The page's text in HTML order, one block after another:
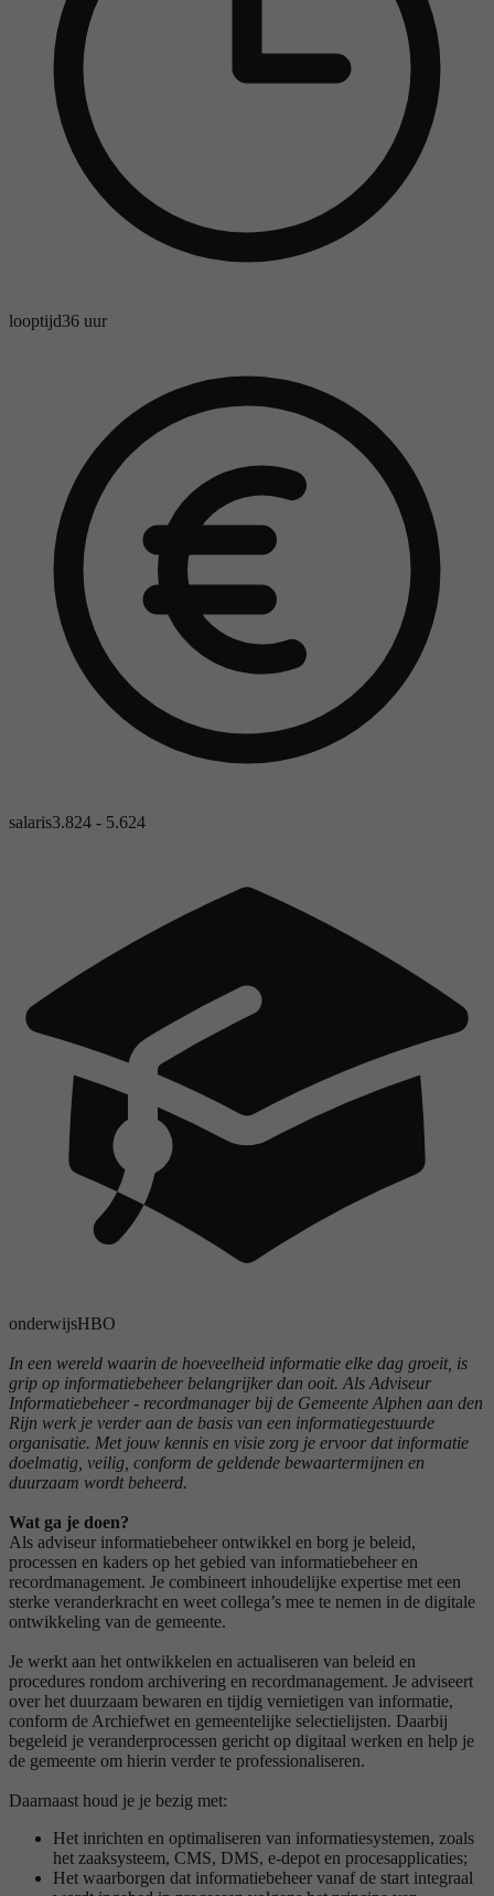
looptijd36 uur
salaris3.824 - 5.624
onderwijsHBO
In een wereld waarin de hoeveelheid informatie elke dag groeit, is
grip op informatiebeheer belangrijker dan ooit. Als Adviseur
Informatiebeheer - recordmanager bij de Gemeente Alphen aan den
Rijn werk je verder aan de basis van een informatiegestuurde
organisatie. Met jouw kennis en visie zorg je ervoor dat informatie
doelmatig, veilig, conform de geldende bewaartermijnen en
duurzaam wordt beheerd.
Wat ga je doen?
Als adviseur informatiebeheer ontwikkel en borg je beleid,
processen en kaders op het gebied van informatiebeheer en
recordmanagement. Je combineert inhoudelijke expertise met een
sterke veranderkracht en weet collega’s mee te nemen in de digitale
ontwikkeling van de gemeente.
Je werkt aan het ontwikkelen en actualiseren van beleid en
procedures rondom archivering en recordmanagement. Je adviseert
over het duurzaam bewaren en tijdig vernietigen van informatie,
conform de Archiefwet en gemeentelijke selectielijsten. Daarbij
begeleid je veranderprocessen gericht op digitaal werken en help je
de gemeente om hierin verder te professionaliseren.
Daarnaast houd je je bezig met:
Het inrichten en optimaliseren van informatiesystemen, zoals
het zaaksysteem, CMS, DMS, e-depot en procesapplicaties;
Het waarborgen dat informatiebeheer vanaf de start integraal